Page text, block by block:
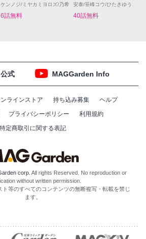
ケンノジ/ミヤカミヨロズ/乃希
6話無料
安泰/笹峰コウ/ひたきゆう
40話無料
式 MAGGarden Info
ラインストア 持ち込み募集
ヘルプ
プライバシーポリシー
利用規約
特定商取引に関する表記
corp. All rights Reserved. No reproduction or
without written permission.
等のすべてのコンテンツの無断複写・転載を禁じ
ます。